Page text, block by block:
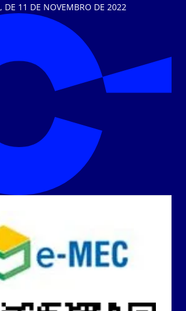
DE 11 DE NOVEMBRO DE 2022